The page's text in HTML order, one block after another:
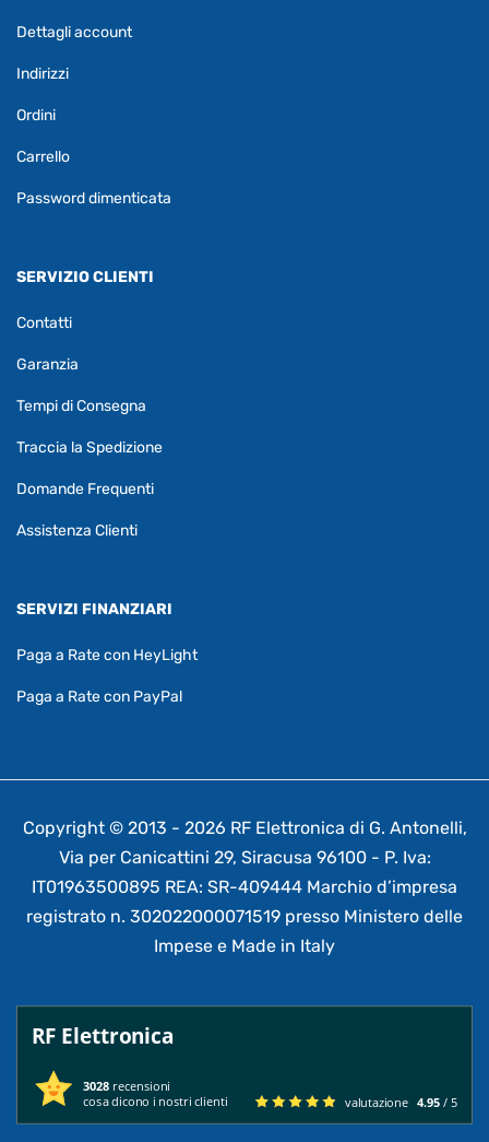
Dettagli account
Indirizzi
Ordini
Carrello
Password dimenticata
SERVIZIO CLIENTI
Contatti
Garanzia
Tempi di Consegna
Traccia la Spedizione
Domande Frequenti
Assistenza Clienti
SERVIZI FINANZIARI
Paga a Rate con HeyLight
Paga a Rate con PayPal
Copyright © 2013 - 2026 RF Elettronica di G. Antonelli,
Via per Canicattini 29, Siracusa 96100 - P. Iva:
IT01963500895 REA: SR-409444 Marchio d’impresa
registrato n. 302022000071519 presso Ministero delle
Impese e Made in Italy
RF Elettronica
3028 recensioni
cosa dicono i nostri clienti
valutazione 4.95 / 5